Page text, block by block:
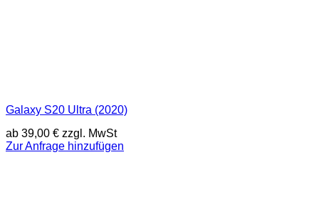
Galaxy S20 Ultra (2020)
ab 39,00 € zzgl. MwSt
Zur Anfrage hinzufügen